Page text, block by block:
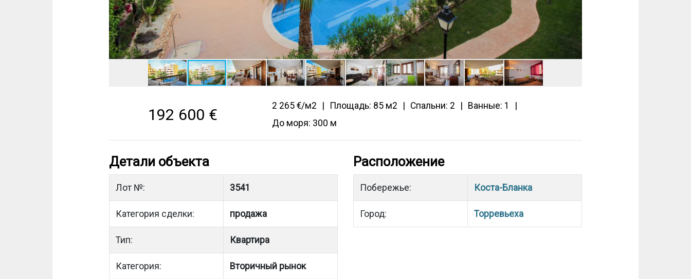
192 600 € 2 265 €/м2 Площадь: 85 м2 Спальни: 2
Ванные: 1
До моря: 300 м
Детали объекта
Лот №: 3541
Категория сделки: продажа
Тип: Квартира
Категория: Вторичный рынок
Расположение
Побережье: Коста-Бланка
Город: Торревьеха